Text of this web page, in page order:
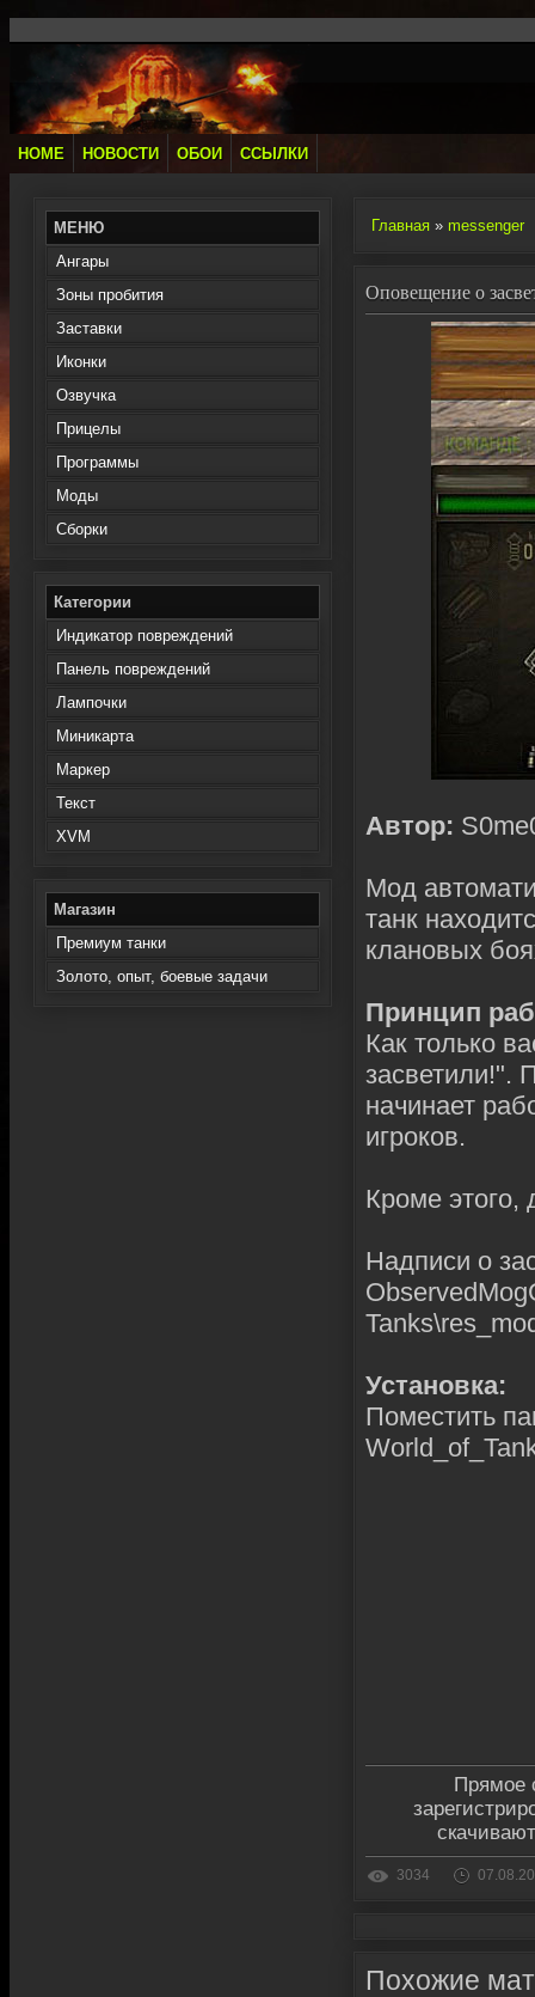
HOME НОВОСТИ ОБОИ ССЫЛКИ
МЕНЮ
Ангары
Зоны пробития
Заставки
Иконки
Озвучка
Прицелы
Программы
Моды
Сборки
Категории
Индикатор повреждений
Панель повреждений
Лампочки
Миникарта
Маркер
Текст
XVM
Магазин
Премиум танки
Золото, опыт, боевые задачи
Главная » messenger
Оповещение о
Автор:
Мод
танк
клановых
Принцип
Как только
засветили!".
начинает
игроков.
Кроме
Надписи о
Установка:
Поместить
Прямое
3034
Похожие